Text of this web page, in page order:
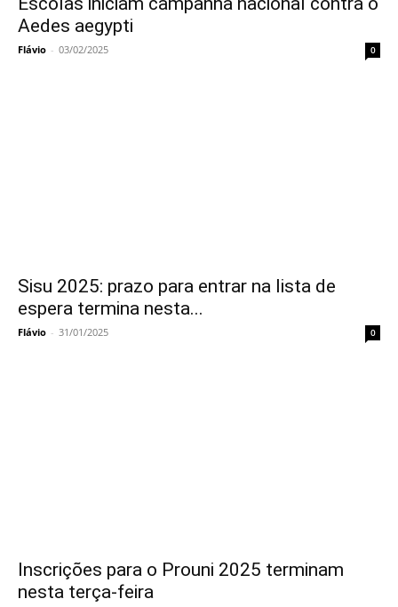
Aedes aegypti
Flávio - 03/02/2025 0
Sisu 2025: prazo para entrar na lista de
espera termina nesta...
Flávio - 31/01/2025 0
Inscrições para o Prouni 2025 terminam
nesta terça-feira